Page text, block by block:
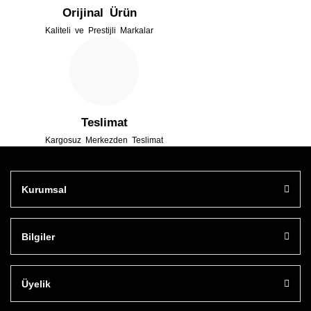
Orijinal Ürün
Kaliteli ve Prestijli Markalar
Teslimat
Kargosuz Merkezden Teslimat
Kurumsal
Bilgiler
Üyelik